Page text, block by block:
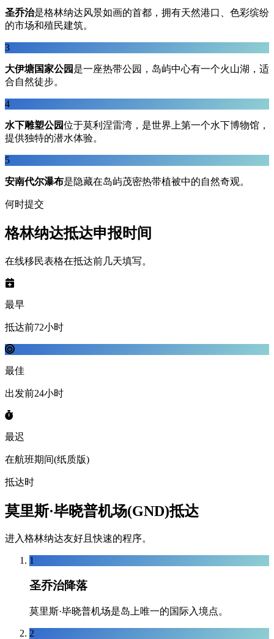
圣乔治是格林纳达风景如画的首都，拥有天然港口、色彩缤纷
的市场和殖民建筑。
3
大伊塘国家公园 是一座热带公园，岛屿中心有一个火山湖，适
合自然徒步。
4
水下雕塑公园位于莫利涅雷湾，是世界上第一个水下博物馆，
提供独特的潜水体验。
5
安南代尔瀑布是隐藏在岛屿茂密热带植被中的自然奇观。
何时提交
格林纳达抵达申报时间
在线移民表格在抵达前几天填写。
最早
抵达前72小时
最佳
出发前24小时
最迟
在航班期间(纸质版)
抵达时
莫里斯·毕晓普机场(GND)抵达
进入格林纳达友好且快速的程序。
1
圣乔治降落
莫里斯·毕晓普机场是岛上唯一的国际入境点。
2